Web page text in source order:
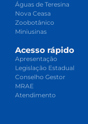
Águas de Teresina
Nova Ceasa
Zoobotânico
Miniusinas
Acesso rápido
Apresentação
Legislação Estadual
Conselho Gestor
MRAE
Atendimento